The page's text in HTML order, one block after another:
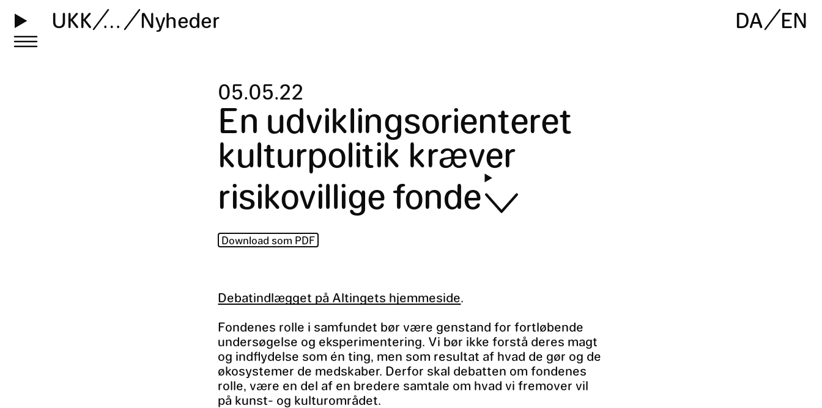
UKK … Nyheder DA EN
05.05.22
En udviklingsorienteret
kulturpolitik kræver
risikovillige fonde
Download som PDF
Debatindlægget på Altingets hjemmeside.
Fondenes rolle i samfundet bør være genstand for fortløbende
undersøgelse og eksperimentering. Vi bør ikke forstå deres magt
og indflydelse som én ting, men som resultat af hvad de gør og de
økosystemer de medskaber. Derfor skal debatten om fondenes
rolle, være en del af en bredere samtale om hvad vi fremover vil
på kunst- og kulturområdet.